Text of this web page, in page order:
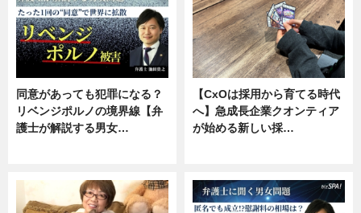
同意があっても犯罪になる？
リベンジポルノの境界線【弁
護士が解説する男女…
【CxOは採用から育てる時代
へ】急成長企業クオンティア
が始める新しい採…